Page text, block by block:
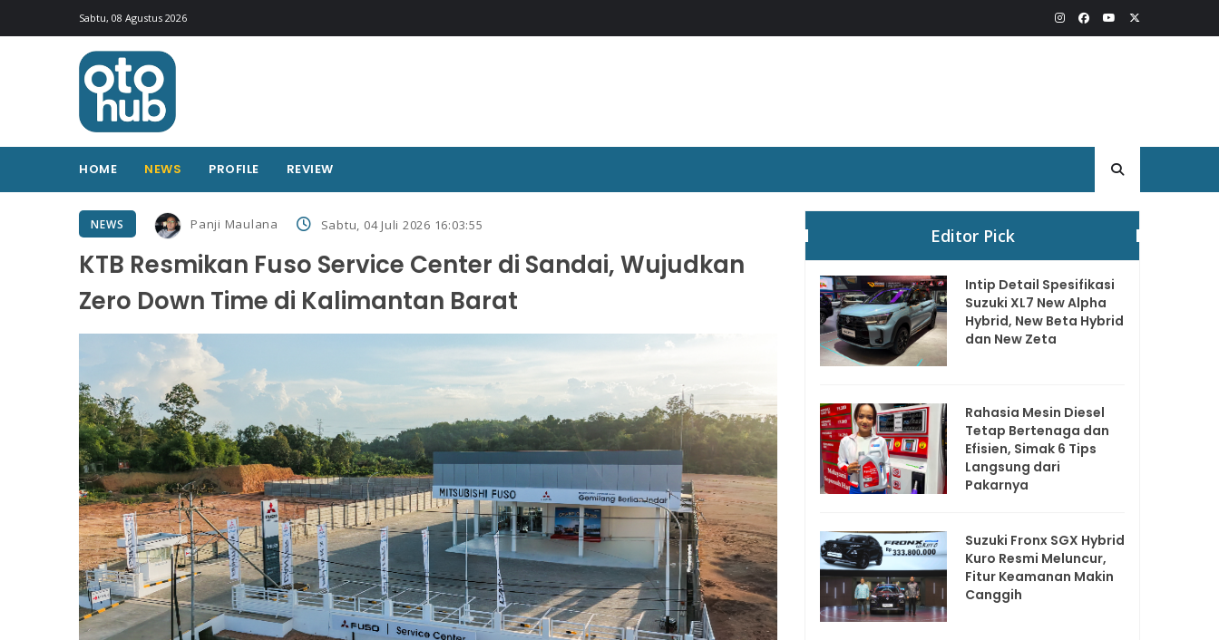
Sabtu, 08 Agustus 2026
HOME NEWS PROFILE REVIEW
NEWS Panji Maulana Sabtu, 04 Juli 2026 16:03:55
KTB Resmikan Fuso Service Center di Sandai, Wujudkan
Zero Down Time di Kalimantan Barat
Editor Pick
Intip Detail Spesifikasi
Suzuki XL7 New Alpha
Hybrid, New Beta Hybrid
dan New Zeta
Rahasia Mesin Diesel
Tetap Bertenaga dan
Efisien, Simak 6 Tips
Langsung dari
Pakarnya
Suzuki Fronx SGX Hybrid
Kuro Resmi Meluncur,
Fitur Keamanan Makin
Canggih